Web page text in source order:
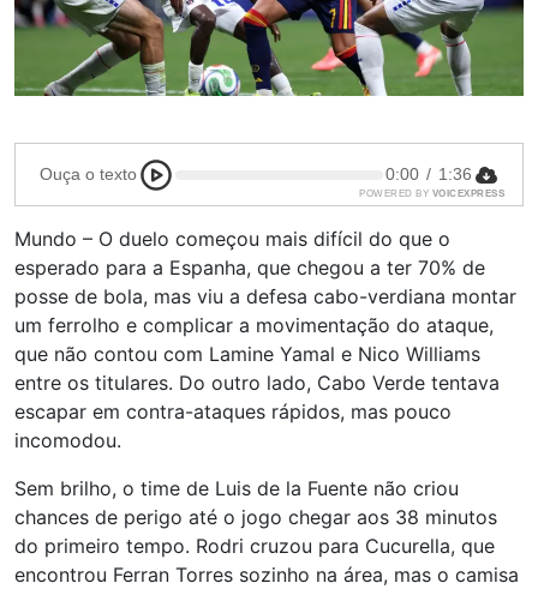
Ouça o texto 0:00 / 1:36
POWERED BY VOICEXPRESS
Mundo – O duelo começou mais difícil do que o
esperado para a Espanha, que chegou a ter 70% de
posse de bola, mas viu a defesa cabo-verdiana montar
um ferrolho e complicar a movimentação do ataque,
que não contou com Lamine Yamal e Nico Williams
entre os titulares. Do outro lado, Cabo Verde tentava
escapar em contra-ataques rápidos, mas pouco
incomodou.
Sem brilho, o time de Luis de la Fuente não criou
chances de perigo até o jogo chegar aos 38 minutos
do primeiro tempo. Rodri cruzou para Cucurella, que
encontrou Ferran Torres sozinho na área, mas o camisa